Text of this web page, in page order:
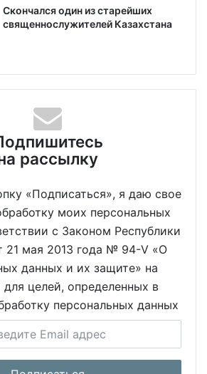
Скончался один из старейших
священнослужителей Казахстана
рассылку
«Подписаться», я даю свое
моих персональных
с Законом Республики
21 мая 2013 года № 94-V «О
данных и их защите» на
для целей, определенных в
персональных данных